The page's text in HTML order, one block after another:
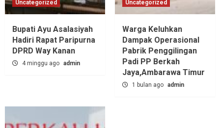
Uncategorized
Bupati Ayu Asalasiyah
Hadiri Rapat Paripurna
DPRD Way Kanan
4 minggu ago admin
Uncategorized
Warga Keluhkan
Dampak Operasional
Pabrik Penggilingan
Padi PP Berkah
Jaya,‎Ambarawa Timur
1 bulan ago admin